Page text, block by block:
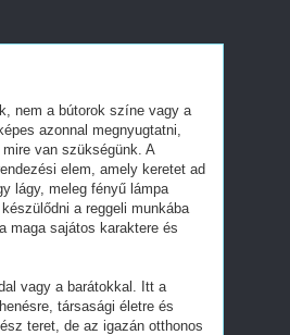
nem a bútorok színe vagy a
azonnal megnyugtatni,
van szükségünk. A
elem, amely keretet ad
lágy, meleg fényű lámpa
a reggeli munkába
maga sajátos karaktere és
vagy a barátokkal. Itt a
társasági életre és
teret, de az igazán otthonos